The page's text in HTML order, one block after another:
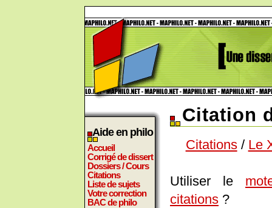
Aide en philo
Accueil
Corrigé de dissert
Dossiers / Cours
Citations
Liste de sujets
Votre correction
BAC de philo
Citation
Citations/ Le
Utiliser le
citations ?